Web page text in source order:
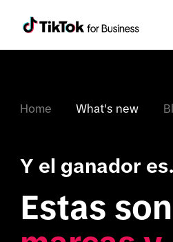
Home What's new
Y el ganador
Estas son